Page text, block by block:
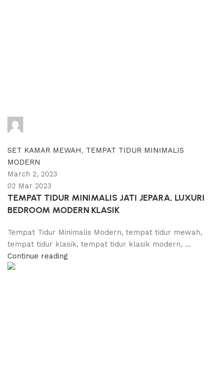
SET KAMAR MEWAH, TEMPAT TIDUR MINIMALIS
MODERN
March 2, 2023
02 Mar 2023
TEMPAT TIDUR MINIMALIS JATI JEPARA, LUXURI
BEDROOM MODERN KLASIK
Tempat Tidur Minimalis Modern, tempat tidur mewah,
tempat tidur klasik, tempat tidur klasik modern, ...
Continue reading